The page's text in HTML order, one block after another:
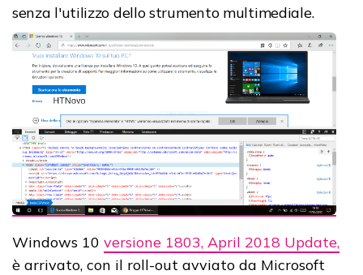
senza l'utilizzo dello strumento multimediale.
Windows 10 versione 1803, April 2018 Update,
è arrivato, con il roll-out avviato da Microsoft